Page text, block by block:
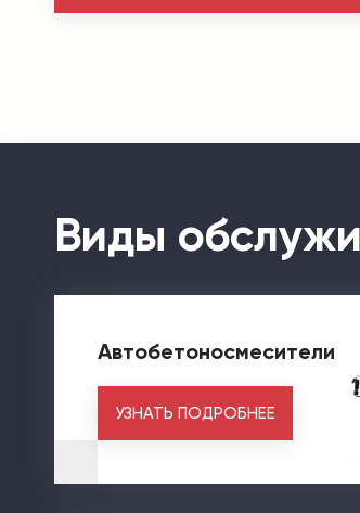
Виды
Автобетоносмесители
УЗНАТЬ ПОДРОБНЕЕ